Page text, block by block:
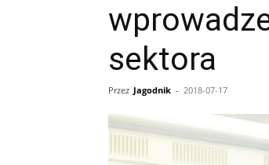
sektora
Przez Jagodnik - 2018-07-17